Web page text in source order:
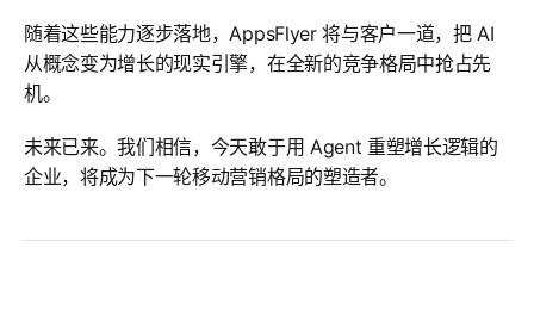
随着这些能力逐步落地，AppsFlyer 将与客户一道，把 AI
从概念变为增长的现实引擎，在全新的竞争格局中抢占先
机。
未来已来。我们相信，今天敢于用 Agent 重塑增长逻辑的
企业，将成为下一轮移动营销格局的塑造者。